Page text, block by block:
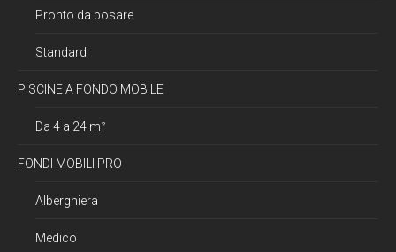
Pronto da posare
Standard
PISCINE A FONDO MOBILE
Da 4 a 24 m²
FONDI MOBILI PRO
Alberghiera
Medico